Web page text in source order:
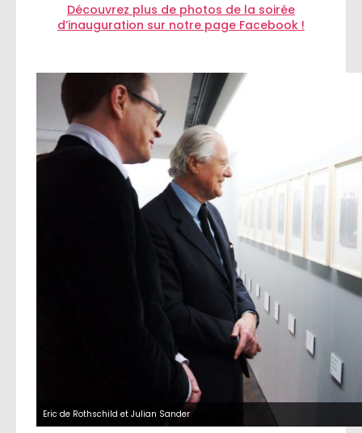
Découvrez plus de photos de la soirée
d’inauguration sur notre page Facebook !
Eric de Rothschild et Julian Sander